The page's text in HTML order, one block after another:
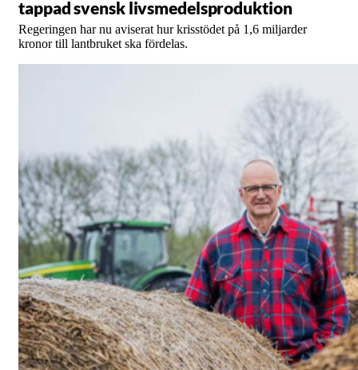
tappad svensk livsmedelsproduktion
Regeringen har nu aviserat hur krisstödet på 1,6 miljarder
kronor till lantbruket ska fördelas.